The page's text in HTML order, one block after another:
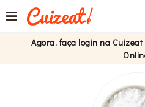
Agora, faça login na